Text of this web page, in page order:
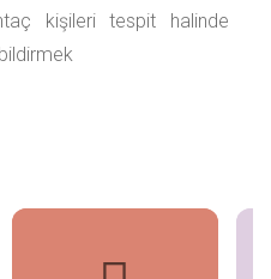
kişileri tespit halinde